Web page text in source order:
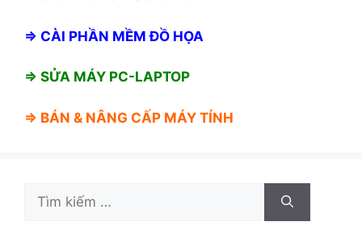
⇒ CÀI PHẦN MỀM ĐỒ HỌA
⇒ SỬA MÁY PC-LAPTOP
⇒ BÁN & NÂNG CẤP MÁY TÍNH
Tìm
kiếm